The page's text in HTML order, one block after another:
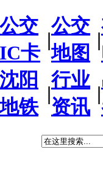
公交
IC卡
|
公交
地图
|
沈阳
地铁
|
行业
资讯
|